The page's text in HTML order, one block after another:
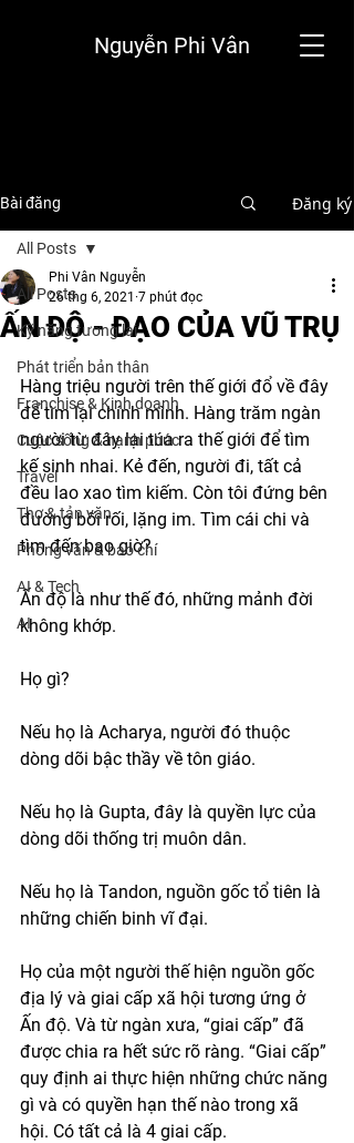
Nguyễn Phi Vân
Bài đăng Đăng ký
All Posts
Kỹ năng tương lai
Phát triển bản thân
Franchise & Kinh doanh
Cuộc sống & hạnh phúc
Travel
Thơ & tản văn
Phỏng vấn & báo chí
AI & Tech
AI
All Posts
ẤN ĐỘ - ĐẠO CỦA VŨ TRỤ
Phi Vân Nguyễn
26 thg 6, 2021 7 phút đọc
Hàng triệu người trên thế giới đổ về đây
để tìm lại chính mình. Hàng trăm ngàn
người từ đây lại túa ra thế giới để tìm
kế sinh nhai. Kẻ đến, người đi, tất cả
đều lao xao tìm kiếm. Còn tôi đứng bên
đường bối rối, lặng im. Tìm cái chi và
tìm đến bao giờ?
Ấn độ là như thế đó, những mảnh đời
không khớp.
Họ gì?
Nếu họ là Acharya, người đó thuộc
dòng dõi bậc thầy về tôn giáo.
Nếu họ là Gupta, đây là quyền lực của
dòng dõi thống trị muôn dân.
Nếu họ là Tandon, nguồn gốc tổ tiên là
những chiến binh vĩ đại.
Họ của một người thế hiện nguồn gốc
địa lý và giai cấp xã hội tương ứng ở
Ấn độ. Và từ ngàn xưa, “giai cấp” đã
được chia ra hết sức rõ ràng. “Giai cấp”
quy định ai thực hiện những chức năng
gì và có quyền hạn thế nào trong xã
hội. Có tất cả là 4 giai cấp.